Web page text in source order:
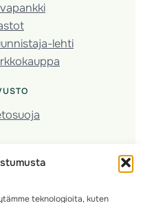
teknologioita, kuten
lehti